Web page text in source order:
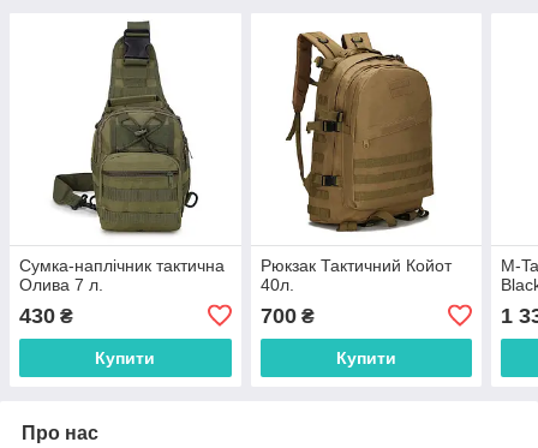
Сумка-наплічник тактична
Олива 7 л.
430 ₴
Купити
Рюкзак Тактичний Койот
40л.
700₴
Купити
M-
1
Про нас